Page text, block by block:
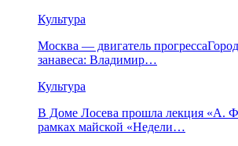
Культура
Москва — двигатель
занавеса: Владимир…
Культура
В Доме Лосева прошла лекция «А.
рамках майской «Недели…